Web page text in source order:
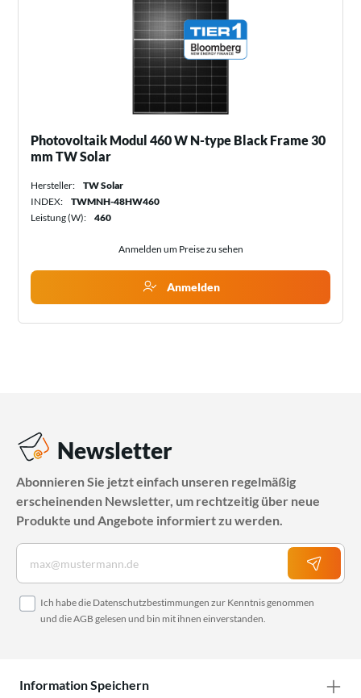
Photovoltaik Modul 460 W N-type Black Frame 30
mm TW Solar
Hersteller:
TW Solar
INDEX:
TWMNH-48HW460
Leistung (W):
460
Anmelden um Preise zu sehen
Anmelden
Newsletter
Abonnieren Sie jetzt einfach unseren regelmäßig
erscheinenden Newsletter, um rechtzeitig über neue
Produkte und Angebote informiert zu werden.
Ich habe die Datenschutzbestimmungen zur Kenntnis genommen
und dieAGB gelesen und bin mit ihnen einverstanden.
Information Speichern